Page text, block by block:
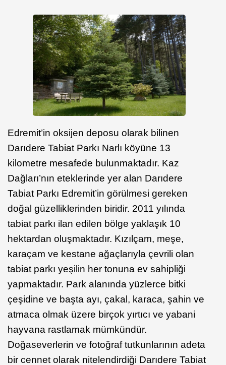
Edremit’in oksijen deposu olarak bilinen
Darıdere Tabiat Parkı Narlı köyüne 13
kilometre mesafede bulunmaktadır. Kaz
Dağları’nın eteklerinde yer alan Darıdere
Tabiat Parkı Edremit’in görülmesi gereken
doğal güzelliklerinden biridir. 2011 yılında
tabiat parkı ilan edilen bölge yaklaşık 10
hektardan oluşmaktadır. Kızılçam, meşe,
karaçam ve kestane ağaçlarıyla çevrili olan
tabiat parkı yeşilin her tonuna ev sahipliği
yapmaktadır. Park alanında yüzlerce bitki
çeşidine ve başta ayı, çakal, karaca, şahin ve
atmaca olmak üzere birçok yırtıcı ve yabani
hayvana rastlamak mümkündür.
Doğaseverlerin ve fotoğraf tutkunlarının adeta
bir cennet olarak nitelendirdiği Darıdere Tabiat